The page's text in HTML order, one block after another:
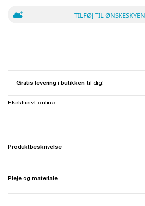
TILFØJ TIL ØNSKESKYEN
Gratis levering i butikken til dig!
Eksklusivt online
Produktbeskrivelse
Pleje og materiale